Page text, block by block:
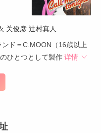
关俊彦 辻村真人
ド＝C.MOON（16歳以上
ひとつとして製作 详情